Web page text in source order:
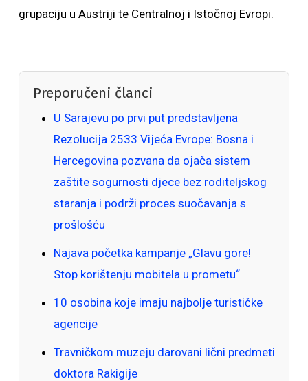
grupaciju u Austriji te Centralnoj i Istočnoj Evropi.
Preporučeni članci
U Sarajevu po prvi put predstavljena
Rezolucija 2533 Vijeća Evrope: Bosna i
Hercegovina pozvana da ojača sistem
zaštite sogurnosti djece bez roditeljskog
staranja i podrži proces suočavanja s
prošlošću
Najava početka kampanje „Glavu gore!
Stop korištenju mobitela u prometu“
10 osobina koje imaju najbolje turističke
agencije
Travničkom muzeju darovani lični predmeti
doktora Rakigije